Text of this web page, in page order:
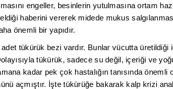
engeller, besinlerin yutulmasına ortam
haberini vererek midede mukus
önemli bir yapıdır.
tükürük bezi vardır. Bunlar vücutta
tükürük, sadece su değil, içeriği ve
kadar pek çok hastalığın tanısında
açmıştır. İşte tükürüğe bakarak kalp krizi